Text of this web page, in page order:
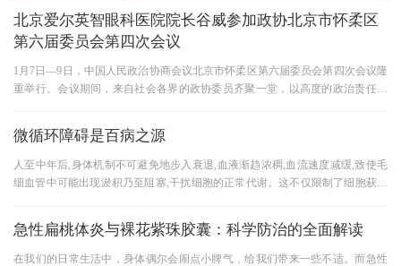
北京爱尔英智眼科医院院长谷威参加政协北京市怀柔区
第六届委员会第四次会议
1月7日—9日，中国人民政治协商会议北京市怀柔区第六届委员会第四次会议隆
重举行。会议期间，来自社会各界的政协委员齐聚一堂，以高度的政治责任感
微循环障碍是百病之源
人至中年后,身体机制不可避免地步入衰退,血液渐趋浓稠,血流速度减缓,致使毛
细血管中可能出现淤积乃至阻塞,干扰细胞的正常代谢。这不仅限制了细胞获取
急性扁桃体炎与裸花紫珠胶囊：科学防治的全面解读
在我们的日常生活中，身体偶尔会闹点小脾气，给我们带来一些不适。而急性